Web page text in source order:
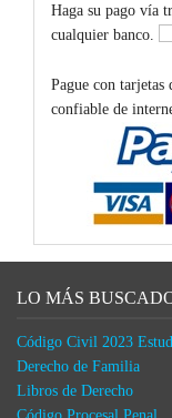
Haga su pago vía
cualquier banco.
Pague con tarjetas
confiable de
LO MÁS
Código Civil 2023
Derecho de Familia
Libros de Derecho